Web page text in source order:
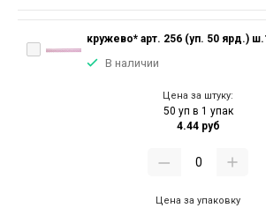
кружево* арт. 256 (уп. 50 ярд.)
В наличии
Цена за штуку:
50 уп в 1 упак
4.44 руб
Цена за упаковку